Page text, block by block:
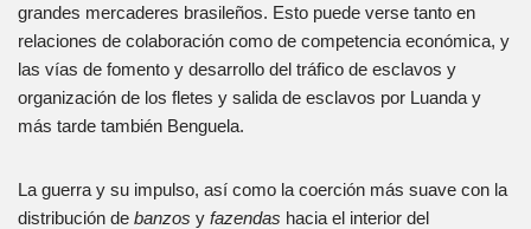
grandes mercaderes brasileños. Esto puede verse tanto en
relaciones de colaboración como de competencia económica, y
las vías de fomento y desarrollo del tráfico de esclavos y
organización de los fletes y salida de esclavos por Luanda y
más tarde también Benguela.
La guerra y su impulso, así como la coerción más suave con la
distribución de banzos y fazendas hacia el interior del